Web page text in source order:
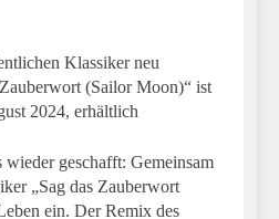
Beschuldigten nach
Moldau zurück
FW-M:
Wochenendrückblick der
Feuerwehr München für
den 31. Juli bis 2. August
3. August 2026
Bundespolizeidirektion
begleitet Fußballfans nach
Einsatz am Bahnhof
Dachau
3. August 2026
FW-M: Technische
Rettung in
Klassiker neu
(Sailor Moon)“ ist
2024, erhältlich
geschafft: Gemeinsam
„Sag das Zauberwort
ein. Der Remix des